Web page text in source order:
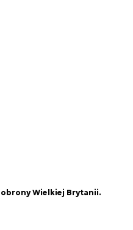
obrony Wielkiej Brytanii.